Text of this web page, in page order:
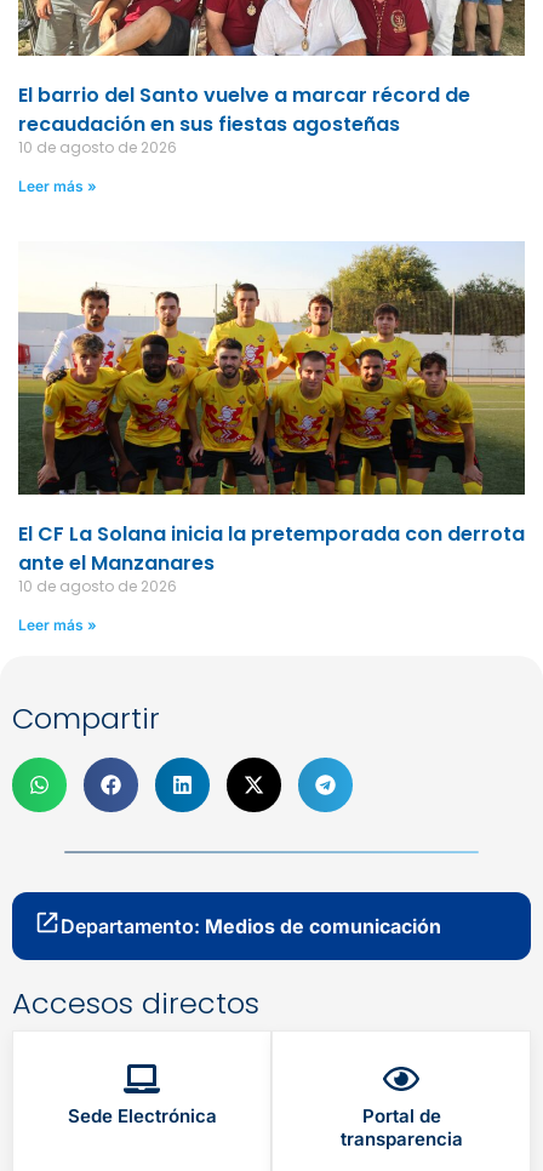
El barrio del Santo vuelve a marcar récord de
recaudación en sus fiestas agosteñas
10 de agosto de 2026
Leer más »
El CF La Solana inicia la pretemporada con derrota
ante el Manzanares
10 de agosto de 2026
Leer más »
Compartir
Departamento: Medios de comunicación
Accesos directos
Sede Electrónica
Portal de
transparencia